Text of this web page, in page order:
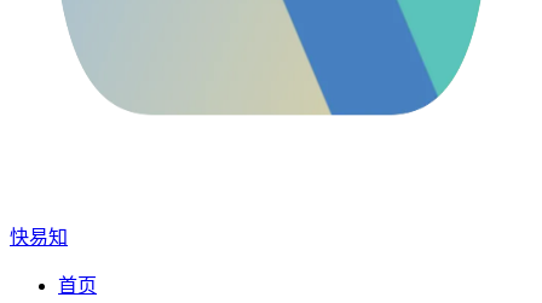
快易知
首页